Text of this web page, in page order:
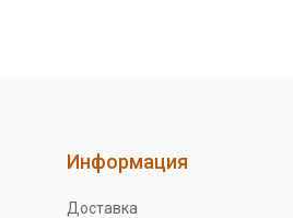
Информация
Доставка